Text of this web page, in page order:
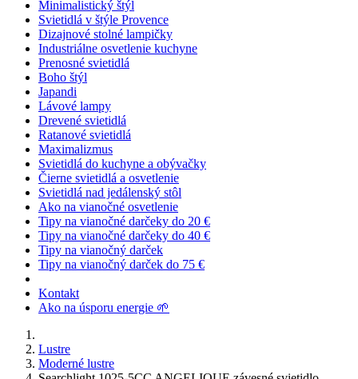
Minimalistický štýl
Svietidlá v štýle Provence
Dizajnové stolné lampičky
Industriálne osvetlenie kuchyne
Prenosné svietidlá
Boho štýl
Japandi
Lávové lampy
Drevené svietidlá
Ratanové svietidlá
Maximalizmus
Svietidlá do kuchyne a obývačky
Čierne svietidlá a osvetlenie
Svietidlá nad jedálenský stôl
Ako na vianočné osvetlenie
Tipy na vianočné darčeky do 20 €
Tipy na vianočné darčeky do 40 €
Tipy na vianočný darček
Tipy na vianočný darček do 75 €
Kontakt
Ako na úsporu energie 🌱
Lustre
Moderné lustre